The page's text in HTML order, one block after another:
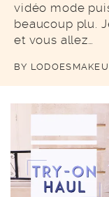
vidéo mode
beaucoup plu.
et vous allez…
BY